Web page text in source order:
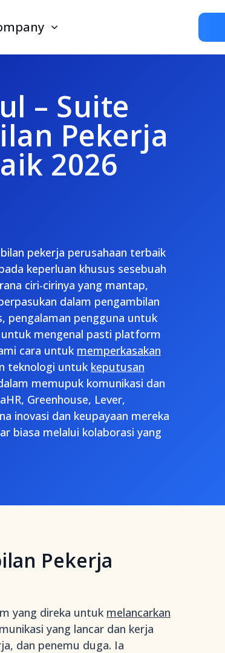
– Suite
Pekerja
2026
pekerja perusahaan terbaik
keperluan khusus sesebuah
ciri-cirinya yang mantap,
dalam pengambilan
pengalaman pengguna untuk
mengenal pasti platform
cara untuk memperkasakan
teknologi untuk keputusan
memupuk komunikasi dan
Greenhouse, Lever,
inovasi dan keupayaan mereka
biasa melalui kolaborasi yang
Pekerja
yang direka untuk melancarkan
yang lancar dan kerja
dan penemu duga. Ia